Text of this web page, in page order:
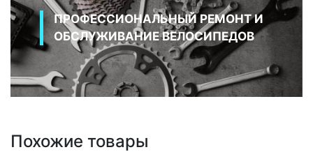
ПРОФЕССИОНАЛЬНЫЙ РЕМОНТ И
ОБСЛУЖИВАНИЕ ВЕЛОСИПЕДОВ
Похожие товары